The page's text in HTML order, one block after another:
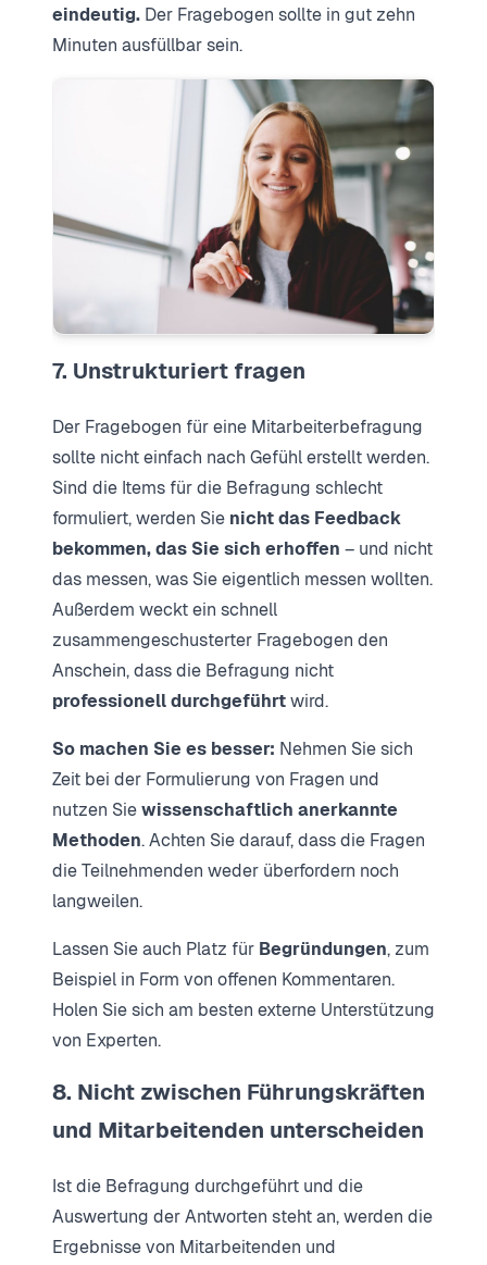
eindeutig. Der Fragebogen sollte in gut zehn
Minuten ausfüllbar sein.
7. Unstrukturiert fragen
Der Fragebogen für eine Mitarbeiterbefragung
sollte nicht einfach nach Gefühl erstellt werden.
Sind die Items für die Befragung schlecht
formuliert, werden Sie nicht das Feedback
bekommen, das Sie sich erhoffen – und nicht
das messen, was Sie eigentlich messen wollten.
Außerdem weckt ein schnell
zusammengeschusterter Fragebogen den
Anschein, dass die Befragung nicht
professionell durchgeführtwird.
So machen Sie es besser: Nehmen Sie sich
Zeit bei der Formulierung von Fragen und
nutzen Siewissenschaftlich anerkannte
Methoden. Achten Sie darauf, dass die Fragen
die Teilnehmenden weder überfordern noch
langweilen.
Lassen Sie auch Platz für Begründungen, zum
Beispiel in Form von offenen Kommentaren.
Holen Sie sich am besten externe Unterstützung
von Experten.
8. Nicht zwischen Führungskräften
und Mitarbeitenden unterscheiden
Ist die Befragung durchgeführt und die
Auswertung der Antworten steht an, werden die
Ergebnisse von Mitarbeitenden und